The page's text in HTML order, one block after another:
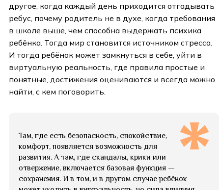
другое, когда каждый день приходится отгадывать
ребус, почему родитель не в духе, когда требования
в школе выше, чем способна выдержать психика
ребёнка. Тогда мир становится источником стресса.
И тогда ребёнок может замкнуться в себе, уйти в
виртуальную реальность, где правила простые и
понятные, достижения оцениваются и всегда можно
найти, с кем поговорить.
Там, где есть безопасность, спокойствие,
комфорт, появляется возможность для
развития. А там, где скандалы, крики или
отвержение, включается базовая функция —
сохранения. И в том, и в другом случае ребёнок